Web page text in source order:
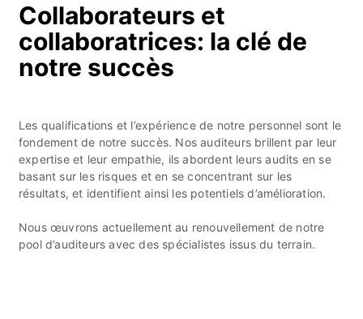
Collaborateurs et
collaboratrices: la clé de
notre succès
Les qualifications et l’expérience de notre personnel sont le
fondement de notre succès. Nos auditeurs brillent par leur
expertise et leur empathie, ils abordent leurs audits en se
basant sur les risques et en se concentrant sur les
résultats, et identifient ainsi les potentiels d’amélioration.
Nous œuvrons actuellement au renouvellement de notre
pool d’auditeurs avec des spécialistes issus du terrain.